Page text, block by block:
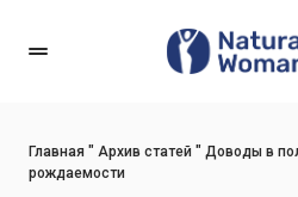
Главная " Архив статей " Доводы в
рождаемости